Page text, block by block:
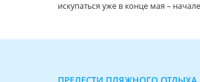
искупаться уже в конце мая –